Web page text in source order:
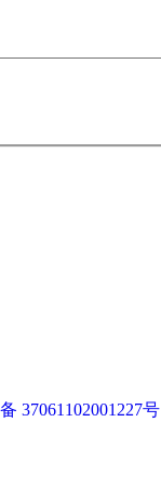
37061102001227号